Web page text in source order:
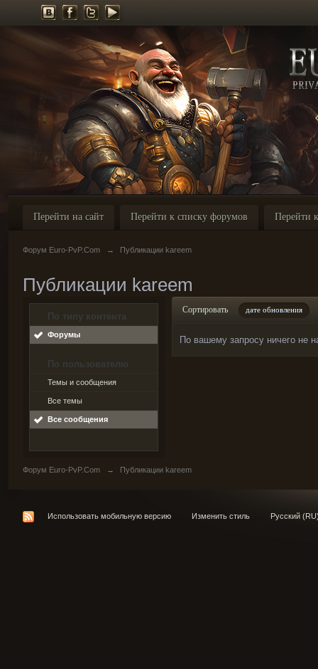
Перейти на сайт Перейти к списку форумов Перейти
Форум Euro-PvP.Com → Публикации kareem
Публикации kareem
По типу контента
Форумы
По пользователю
Темы и сообщения
Все темы
Все сообщения
Сортировать дате обновления
По вашему запросу ничего не
Форум Euro-PvP.Com → Публикации kareem
Использовать мобильную версию Изменить стиль Русский